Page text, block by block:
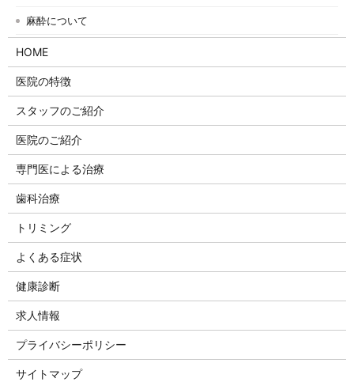
麻酔について
HOME
医院の特徴
スタッフのご紹介
医院のご紹介
専門医による治療
歯科治療
トリミング
よくある症状
健康診断
求人情報
プライバシーポリシー
サイトマップ